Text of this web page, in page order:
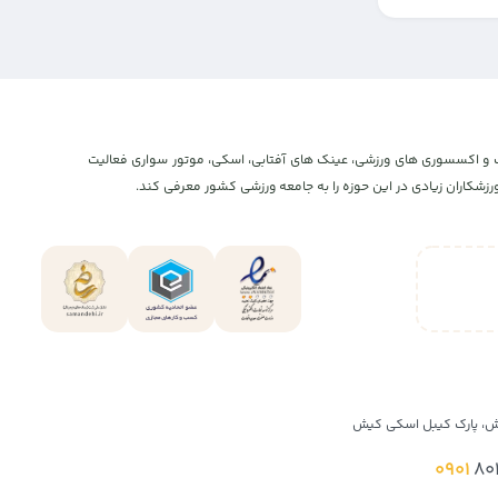
پوشاک و اکسسوری های ورزشی، عینک های آفتابی، اسکی، موتور سواری فعالیت
زیادی در این حوزه را به جامعه ورزشی کشور معرفی کند.
پارک کیبل اسکی کیش
0901